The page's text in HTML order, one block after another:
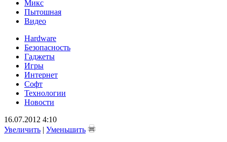
Микс
Пытошная
Видео
Hardware
Безопасность
Гаджеты
Игры
Интернет
Софт
Технологии
Новости
16.07.2012 4:10
Увеличить | Уменьшить